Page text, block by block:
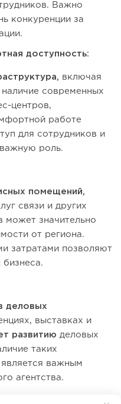
Важно
конкуренции за
доступность:
включая
современных
центров,
работе
для сотрудников и
роль.
помещений,
связи и других
может значительно
от региона.
затратами позволяют
деловых
выставках и
развитию деловых
таких
важным
агентства.